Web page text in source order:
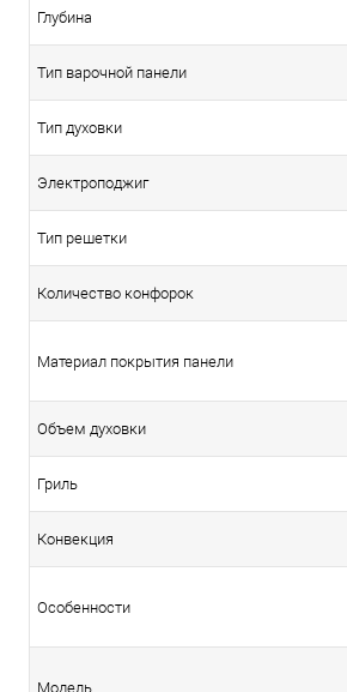
Глубина
Тип варочной панели
Тип духовки
Электроподжиг
Тип решетки
Количество конфорок
Материал покрытия панели
Объем духовки
Гриль
Конвекция
Особенности
Модель